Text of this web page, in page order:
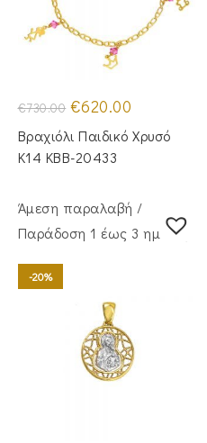
€730.00 Original
price
was:
€730.00.
€620.00
τιμή
είναι:
Βραχιόλι Παιδικό Χρυσό
Κ14 KBB-20433
Άμεση παραλαβή /
Παράδoση 1 έως 3 ημέρες
-20%